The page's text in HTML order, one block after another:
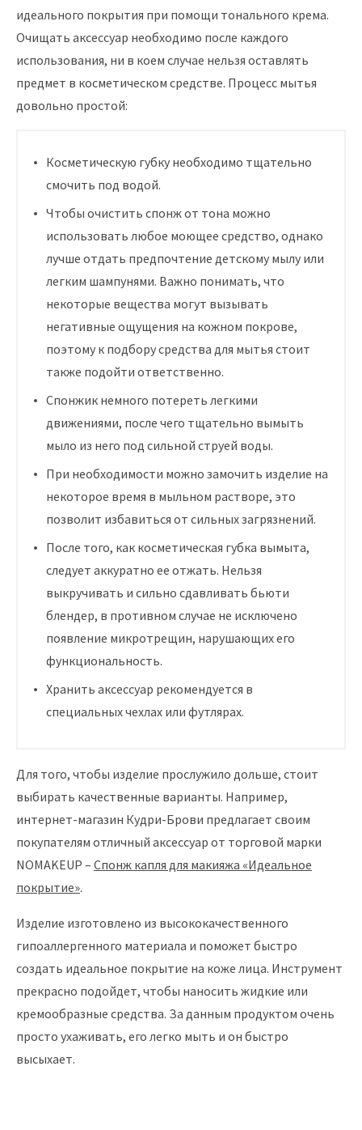
идеального покрытия при помощи тонального крема.
Очищать аксессуар необходимо после каждого
использования, ни в коем случае нельзя оставлять
предмет в косметическом средстве. Процесс мытья
довольно простой:
Косметическую губку необходимо тщательно
смочить под водой.
Чтобы очистить спонж от тона можно
использовать любое моющее средство, однако
лучше отдать предпочтение детскому мылу или
легким шампунями. Важно понимать, что
некоторые вещества могут вызывать
негативные ощущения на кожном покрове,
поэтому к подбору средства для мытья стоит
также подойти ответственно.
Спонжик немного потереть легкими
движениями, после чего тщательно вымыть
мыло из него под сильной струей воды.
При необходимости можно замочить изделие на
некоторое время в мыльном растворе, это
позволит избавиться от сильных загрязнений.
После того, как косметическая губка вымыта,
следует аккуратно ее отжать. Нельзя
выкручивать и сильно сдавливать бьюти
блендер, в противном случае не исключено
появление микротрещин, нарушающих его
функциональность.
Хранить аксессуар рекомендуется в
специальных чехлах или футлярах.
Для того, чтобы изделие прослужило дольше, стоит
выбирать качественные варианты. Например,
интернет-магазин Кудри-Брови предлагает своим
покупателям отличный аксессуар от торговой марки
NOMAKEUP – Спонж капля для макияжа «Идеальное
покрытие».
Изделие изготовлено из высококачественного
гипоаллергенного материала и поможет быстро
создать идеальное покрытие на коже лица. Инструмент
прекрасно подойдет, чтобы наносить жидкие или
кремообразные средства. За данным продуктом очень
просто ухаживать, его легко мыть и он быстро
высыхает.